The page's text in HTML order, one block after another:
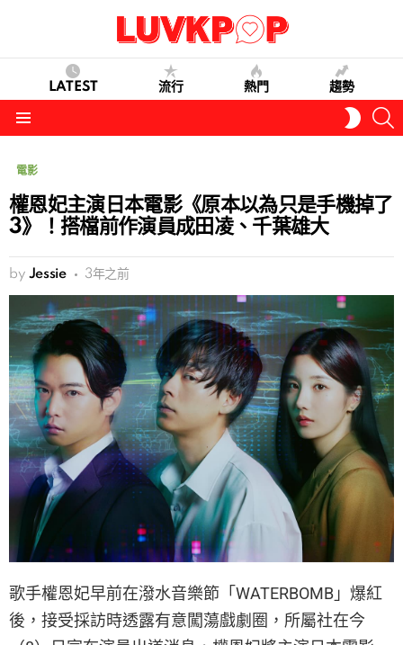
LATEST 流行 熱門 趨勢
SKIN
電影
權恩妃主演日本電影《原本以為只是手機掉了
3》！搭檔前作演員成田凌、千葉雄大
by Jessie 3年之前
歌手權恩妃早前在潑水音樂節「WATERBOMB」爆紅
後，接受採訪時透露有意闖蕩戲劇圈，所屬社在今